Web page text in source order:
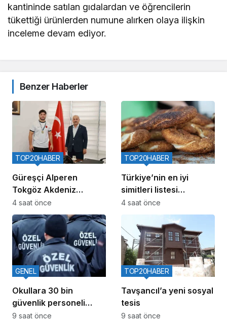
kantininde satılan gıdalardan ve öğrencilerin
tükettiği ürünlerden numune alırken olaya ilişkin
inceleme devam ediyor.
Benzer Haberler
Güreşçi Alperen
Tokgöz Akdeniz
Oyunları’nda Türkiye’yi
temsil edecek
TOP20HABER
4 saat önce
Türkiye’nin en iyi
simitleri listesi
İzmitlileri kızdırdı
TOP20HABER
4 saat önce
Okullara 30 bin
güvenlik personeli
alınacak
GENEL
9 saat önce
Tavşancıl’a yeni sosyal
tesis
TOP20HABER
9 saat önce